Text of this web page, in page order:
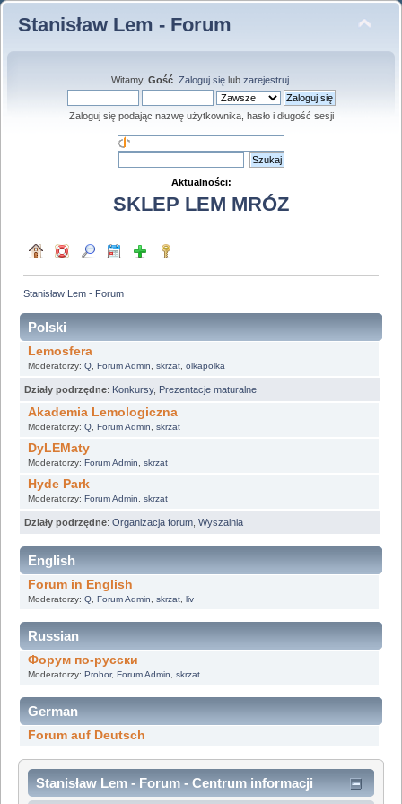
Stanisław Lem - Forum
Witamy, Gość. Zaloguj sięlub zarejestruj.
Zaloguj się podając nazwę użytkownika, hasło i długość sesji
Aktualności:
SKLEP LEM MRÓZ
Stanisław Lem - Forum
Polski
Lemosfera
Moderatorzy: Q, Forum Admin skrzat, olkapolka
Działy podrzędne: Konkursy, Prezentacje maturalne
Akademia Lemologiczna
Moderatorzy: Q, Forum Admin skrzat
DyLEMaty
Moderatorzy: Forum Admin skrzat
Hyde Park
Moderatorzy: Forum Admin skrzat
Działy podrzędne: Organizacja forum Wyszalnia
English
Forum in English
Moderatorzy: Q, Forum Admin skrzat, liv
Russian
Форум по-русски
Moderatorzy: Prohor, Forum Admin skrzat
German
Forum auf Deutsch
Stanisław Lem - Forum - Centrum informacji